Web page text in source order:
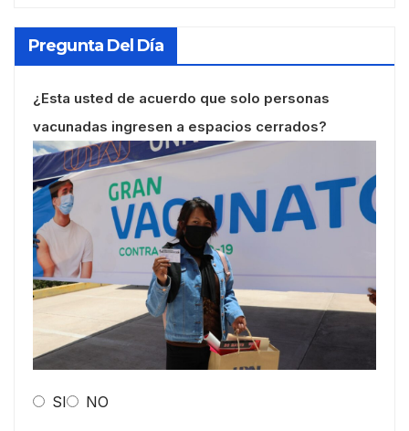
Pregunta Del Día
¿Esta usted de acuerdo que solo personas
vacunadas ingresen a espacios cerrados?
SI NO